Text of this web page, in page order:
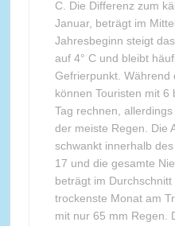
C. Die Differenz zum
Januar, beträgt im
Jahresbeginn steigt
auf 4° C und bleibt
Gefrierpunkt. Während
können Touristen mit 6
Tag rechnen,
der meiste Regen. Die
schwankt innerhalb
17 und die gesamte
beträgt im
trockenste Monat am
mit nur 65 mm Regen.